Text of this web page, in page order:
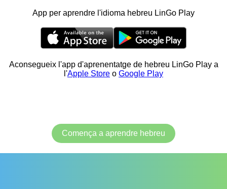
App per aprendre l'idioma hebreu LinGo Play
Aconsegueix l'app d'aprenentatge de hebreu LinGo Play a
l'Apple Store o Google Play
Comença a aprendre hebreu